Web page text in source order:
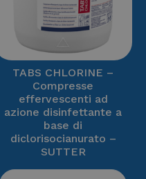
TABS CHLORINE –
Compresse
effervescenti ad
azione disinfettante a
base di
diclorisocianurato –
SUTTER